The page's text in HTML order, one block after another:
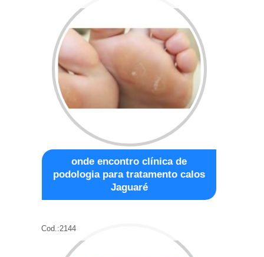
onde encontro clínica de
podologia para tratamento calos
Jaguaré
Cod.:2144